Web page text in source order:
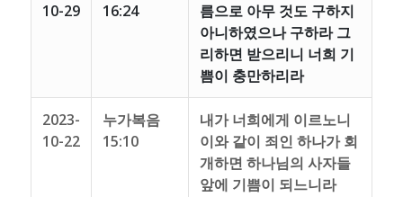
10-29
16:24
름으로 아무 것도 구하지
아니하였으나 구하라 그
리하면 받으리니 너희 기
쁨이 충만하리라
2023-
10-22
누가복음
15:10
내가 너희에게 이르노니
이와 같이 죄인 하나가 회
개하면 하나님의 사자들
앞에 기쁨이 되느니라